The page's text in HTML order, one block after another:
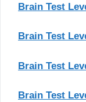
Brain Test
Brain Test
Brain Test
Brain Test